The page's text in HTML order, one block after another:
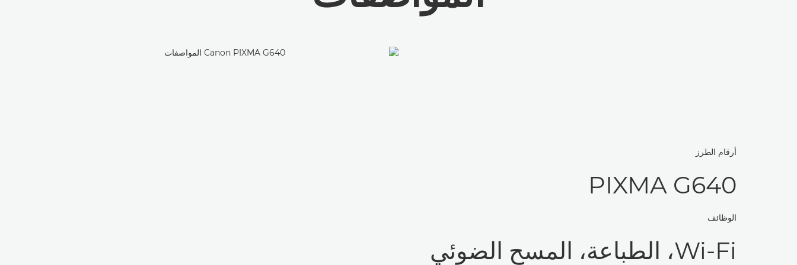
أرقام الطرز
PIXMA G640
الوظائف
Wi-Fi، الطباعة، المسح الضوئي